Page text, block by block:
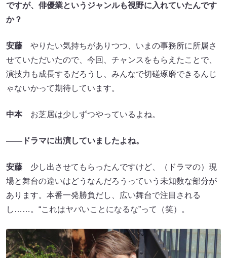
ですが、俳優業というジャンルも視野に入れていたんです
か？
安藤 やりたい気持ちがありつつ、いまの事務所に所属さ
せていただいたので、今回、チャンスをもらえたことで、
演技力も成長するだろうし、みんなで切磋琢磨できるんじ
ゃないかって期待しています。
中本お芝居は少しずつやっているよね。
――ドラマに出演していましたよね。
安藤 少し出させてもらったんですけど、（ドラマの）現
場と舞台の違いはどうなんだろうっていう未知数な部分が
あります。本番一発勝負だし、広い舞台で注目される
し……。“これはヤバいことになるな”って（笑）。